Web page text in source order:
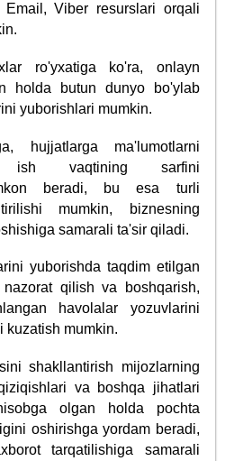
Viber resurslari orqali
ro'yxatiga ko'ra, onlayn
holda butun dunyo bo'ylab
yuborishlari mumkin.
hujjatlarga ma'lumotlarni
ish vaqtining sarfini
beradi, bu esa turli
mumkin, biznesning
samarali ta'sir qiladi.
yuborishda taqdim etilgan
qilish va boshqarish,
havolalar yozuvlarini
kuzatish mumkin.
shakllantirish mijozlarning
va boshqa jihatlari
olgan holda pochta
oshirishga yordam beradi,
tarqatilishiga samarali